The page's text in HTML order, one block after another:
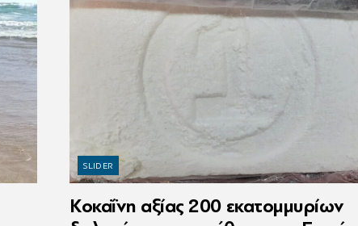
SLIDER
Κοκαΐνη αξίας 200 εκατομμυρίων